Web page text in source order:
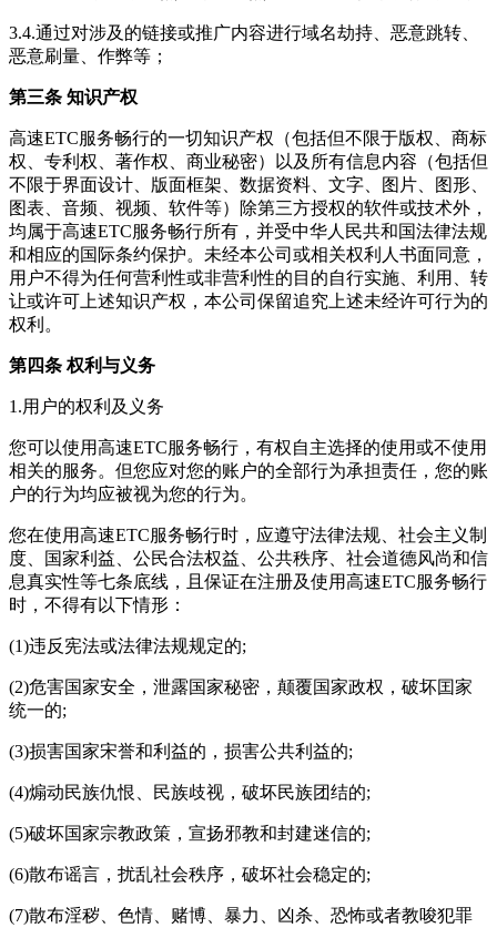
3.4.通过对涉及的链接或推广内容进行域名劫持、恶意跳转、
恶意刷量、作弊等；
第三条 知识产权
高速ETC服务畅行的一切知识产权（包括但不限于版权、商标
权、专利权、著作权、商业秘密）以及所有信息内容（包括但
不限于界面设计、版面框架、数据资料、文字、图片、图形、
图表、音频、视频、软件等）除第三方授权的软件或技术外，
均属于高速ETC服务畅行所有，并受中华人民共和国法律法规
和相应的国际条约保护。未经本公司或相关权利人书面同意，
用户不得为任何营利性或非营利性的目的自行实施、利用、转
让或许可上述知识产权，本公司保留追究上述未经许可行为的
权利。
第四条 权利与义务
1.用户的权利及义务
您可以使用高速ETC服务畅行 ，有权自主选择的使用或不使用
相关的服务。但您应对您的账户的全部行为承担责任，您的账
户的行为均应被视为您的行为。
您在使用高速ETC服务畅行时，应遵守法律法规、社会主义制
度、国家利益、公民合法权益、公共秩序、社会道德风尚和信
息真实性等七条底线，且保证在注册及使用高速ETC服务畅行
时，不得有以下情形：
(1)违反宪法或法律法规规定的;
(2)危害国家安全，泄露国家秘密，颠覆国家政权，破坏囯家
统一的;
(3)损害国家宋誉和利益的，损害公共利益的;
(4)煽动民族仇恨、民族歧视，破坏民族团结的;
(5)破坏国家宗教政策，宣扬邪教和封建迷信的;
(6)散布谣言，扰乱社会秩序，破坏社会稳定的;
(7)散布淫秽、色情、赌博、暴力、凶杀、恐怖或者教唆犯罪